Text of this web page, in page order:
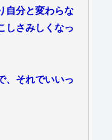
自分と変わらな
しさみしくなっ
、それでいいっ